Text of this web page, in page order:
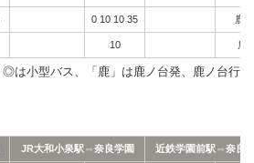
0 10 10 35 鹿
10 鹿5
◎は小型バス、「鹿」は鹿ノ台発、鹿ノ台行
JR大和小泉駅⇔奈良学園 近鉄学園前駅⇔奈良